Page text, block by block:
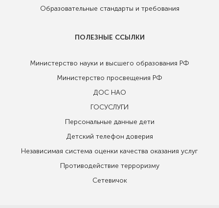
Образовательные стандарты и требования
ПОЛЕЗНЫЕ ССЫЛКИ
Министерство науки и высшего образования РФ
Министерство просвещения РФ
ДОС НАО
ГОСУСЛУГИ
Персональные данные дети
Детский телефон доверия
Независимая система оценки качества оказания услуг
Противодействие терроризму
Сетевичок